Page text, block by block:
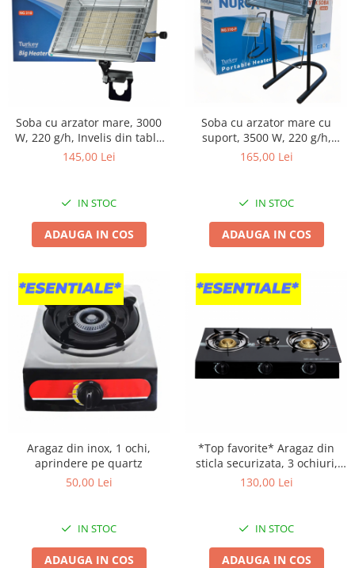
Accesorii pentru animale
Aparate de Masaj
Articole si accesorii birou
Storcatoare / Blendere
Mobilier
Genți de voiaj & genți
Soba cu arzator mare, 3000
W, 220 g/h, Invelis din tabla
galvanizata
145,00 Lei
IN STOC
ADAUGA IN COS
Soba cu arzator mare cu
suport, 3500 W, 220 g/h,
Invelis din tabla galvanizata
165,00 Lei
IN STOC
ADAUGA IN COS
Aragaz din inox, 1 ochi,
aprindere pe quartz
50,00 Lei
IN STOC
ADAUGA IN COS
*Top favorite* Aragaz din
sticla securizata, 3 ochiuri,
aprindere pe quartz
130,00 Lei
IN STOC
ADAUGA IN COS